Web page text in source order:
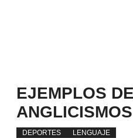
EJEMPLOS DE
ANGLICISMOS
DEPORTES LENGUAJE